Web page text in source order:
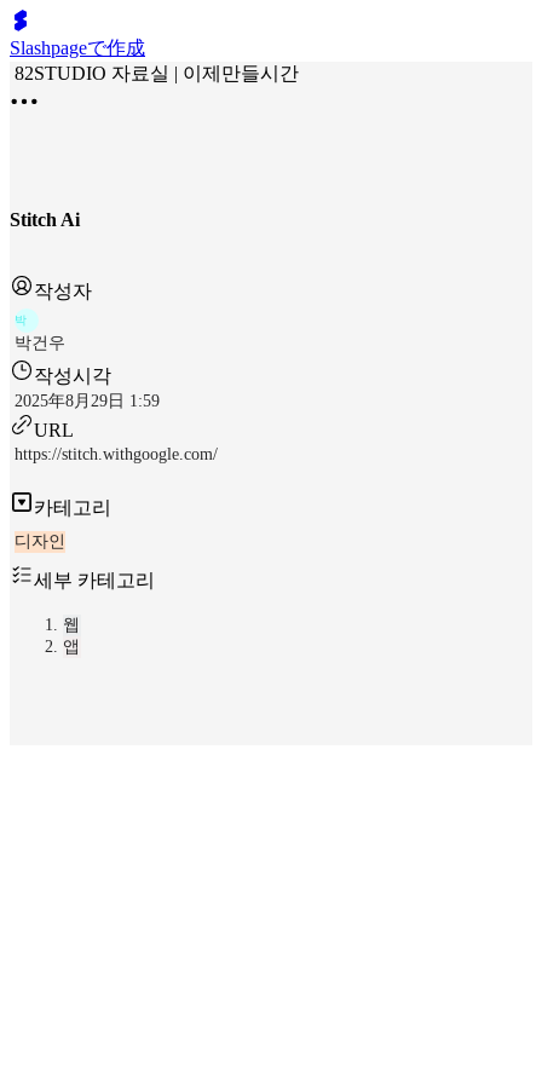
Slashpageで作成
82STUDIO 자료실 | 이제만들시간
Stitch Ai
작성자
박
박건우
작성시각
2025年8月29日 1:59
URL
https://stitch.withgoogle.com/
카테고리
디자인
세부 카테고리
웹
앱